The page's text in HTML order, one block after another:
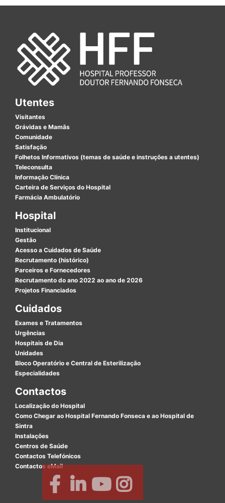
Utentes
Visitantes
Grávidas e Mamãs
Comunidade
Satisfação
Folhetos Informativos (temas de saúde e instruções a utentes)
Teleconsulta
Informação Clínica
Carteira de Serviços do Hospital
Farmácia Ambulatório
Hospital
Institucional
Gestão
Acesso a Cuidados de Saúde
Recrutamento (histórico)
Parceiros e Fornecedores
Recrutamento do ano 2022 ao ano de 2026
Projetos Financiados
Cuidados
Exames e Tratamentos
Urgências
Hospitais de Dia
Unidades
Bloco Operatório e Central de Esterilização
Especialidades
Contactos
Localização do Hospital
Como Chegar ao Hospital Fernando Fonseca e ao Hospital de
Sintra
Instalações
Centros de Saúde
Contactos Telefónicos
Contactos eMail